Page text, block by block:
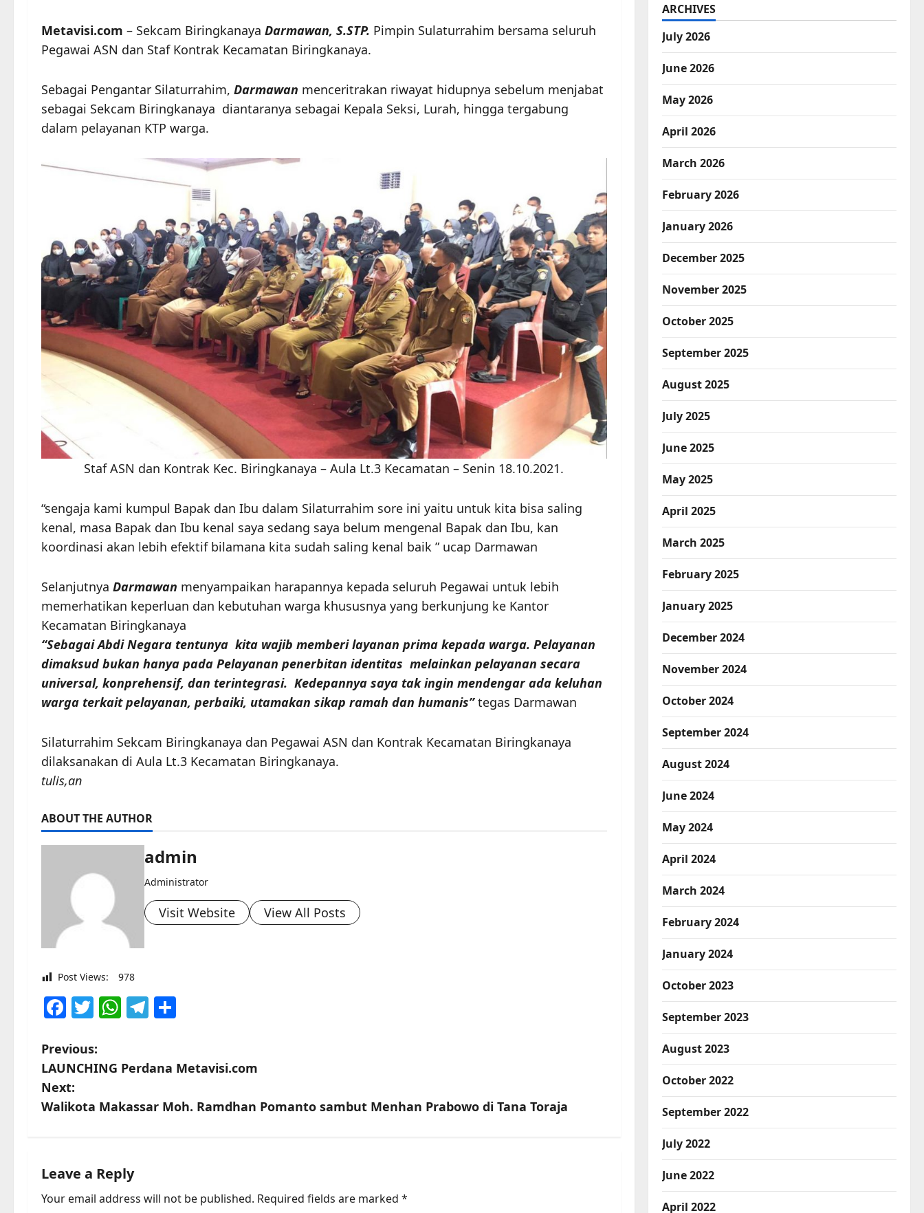
Metavisi.com – Sekcam Biringkanaya Darmawan, S.STP. Pimpin Sulaturrahim bersama seluruh
Pegawai ASN dan Staf Kontrak Kecamatan Biringkanaya.
Sebagai Pengantar Silaturrahim, Darmawan menceritrakan riwayat hidupnya sebelum menjabat
sebagai Sekcam Biringkanaya diantaranya sebagai Kepala Seksi, Lurah, hingga tergabung
dalam pelayanan KTP warga.
Staf ASN dan Kontrak Kec. Biringkanaya – Aula Lt.3 Kecamatan – Senin 18.10.2021.
“sengaja kami kumpul Bapak dan Ibu dalam Silaturrahim sore ini yaitu untuk kita bisa saling
kenal, masa Bapak dan Ibu kenal saya sedang saya belum mengenal Bapak dan Ibu, kan
koordinasi akan lebih efektif bilamana kita sudah saling kenal baik ” ucap Darmawan
Selanjutnya Darmawan menyampaikan harapannya kepada seluruh Pegawai untuk lebih
memerhatikan keperluan dan kebutuhan warga khususnya yang berkunjung ke Kantor
Kecamatan Biringkanaya
“Sebagai Abdi Negara tentunya kita wajib memberi layanan prima kepada warga. Pelayanan
dimaksud bukan hanya pada Pelayanan penerbitan identitas melainkan pelayanan secara
universal, konprehensif, dan terintegrasi. Kedepannya saya tak ingin mendengar ada keluhan
warga terkait pelayanan, perbaiki, utamakan sikap ramah dan humanis”tegas Darmawan
Silaturrahim Sekcam Biringkanaya dan Pegawai ASN dan Kontrak Kecamatan Biringkanaya
dilaksanakan di Aula Lt.3 Kecamatan Biringkanaya.
tulis,an
ABOUT THE AUTHOR
admin
Administrator
Visit Website View All Posts
Post Views: 978
Facebook
Twitter
WhatsApp
Telegram
P
o
s
n
a
Previous:
LAUNCHING Perdana Metavisi.com
Next:
Walikota Makassar Moh. Ramdhan Pomanto sambut Menhan Prabowo di Tana Toraja
Leave a Reply
Your email address will not be published. Required fields are marked *
ARCHIVES
July 2026
June 2026
May 2026
April 2026
March 2026
February 2026
January 2026
December 2025
November 2025
October 2025
September 2025
August 2025
July 2025
June 2025
May 2025
April 2025
March 2025
February 2025
January 2025
December 2024
November 2024
October 2024
September 2024
August 2024
June 2024
May 2024
April 2024
March 2024
February 2024
January 2024
October 2023
September 2023
August 2023
October 2022
September 2022
July 2022
June 2022
April 2022